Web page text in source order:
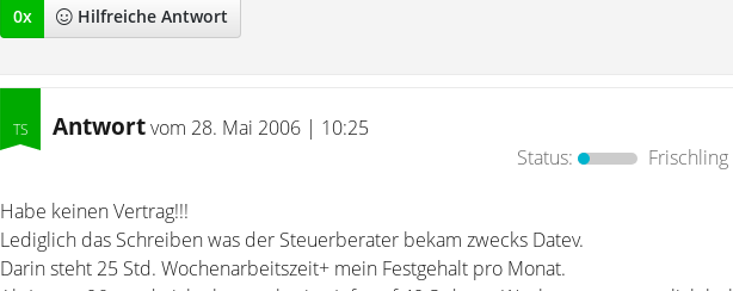
0x Hilfreiche Antwort
Antwortvom 28. Mai 2006 | 10:25
Status:
Frischling
Habe keinen Vertrag!!!
Lediglich das Schreiben was der Steuerberater bekam zwecks Datev.
Darin steht 25 Std. Wochenarbeitszeit+ mein Festgehalt pro Monat.